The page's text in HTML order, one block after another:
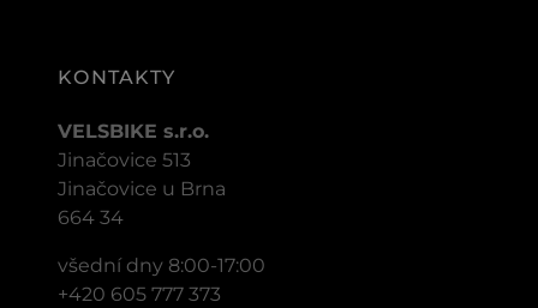
KONTAKTY
VELSBIKE s.r.o.
Jinačovice 513
Jinačovice u Brna
664 34
všední dny 8:00-17:00
+420 605 777 373